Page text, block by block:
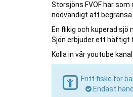
Storsjöns FVOF har
nödvändigt att
En flikig och kuperad sjö
Sjön erbjuder ett häftigt
Kolla in vår youtube kanal
Fritt fiske för
Endast